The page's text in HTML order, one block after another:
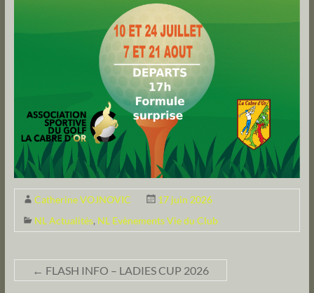
Catherine VOJNOVIC
17 juin 2026
NL Actualités, NL Evènements Vie du Club
← FLASH INFO – LADIES CUP 2026